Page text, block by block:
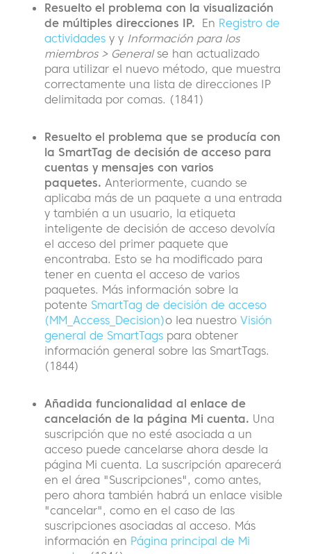
Resuelto el problema con la visualización
de múltiples direcciones IP. En Registro de
actividades y y Información para los
miembros > Generalse han actualizado
para utilizar el nuevo método, que muestra
correctamente una lista de direcciones IP
delimitada por comas. (1841)
Resuelto el problema que se producía con
la SmartTag de decisión de acceso para
cuentas y mensajes con varios
paquetes. Anteriormente, cuando se
aplicaba más de un paquete a una entrada
y también a un usuario, la etiqueta
inteligente de decisión de acceso devolvía
el acceso del primer paquete que
encontraba. Esto se ha modificado para
tener en cuenta el acceso de varios
paquetes. Más información sobre la
potente SmartTag de decisión de acceso
(MM_Access_Decision)o lea nuestro Visión
general de SmartTags para obtener
información general sobre las SmartTags.
(1844)
Añadida funcionalidad al enlace de
cancelación de la página Mi cuenta. Una
suscripción que no esté asociada a un
acceso puede cancelarse ahora desde la
página Mi cuenta. La suscripción aparecerá
en el área "Suscripciones", como antes,
pero ahora también habrá un enlace visible
"cancelar", como en el caso de las
suscripciones asociadas al acceso. Más
información en Página principal de Mi